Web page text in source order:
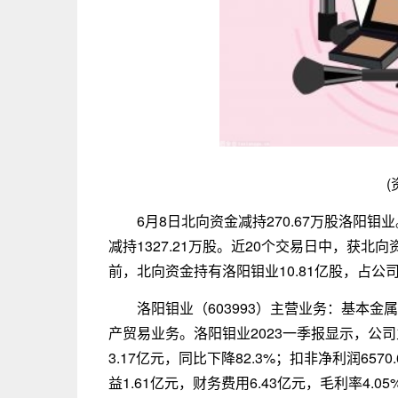
(
6月8日北向资金减持270.67万股洛阳钼
减持1327.21万股。近20个交易日中，获北
前，北向资金持有洛阳钼业10.81亿股，占公
洛阳钼业（603993）主营业务：基本金
产贸易业务。洛阳钼业2023一季报显示，公
3.17亿元，同比下降82.3%；扣非净利润
益1.61亿元，财务费用6.43亿元，毛利率